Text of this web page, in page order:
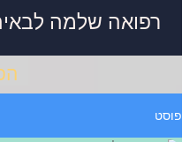
רפואה שלמה
פוסט